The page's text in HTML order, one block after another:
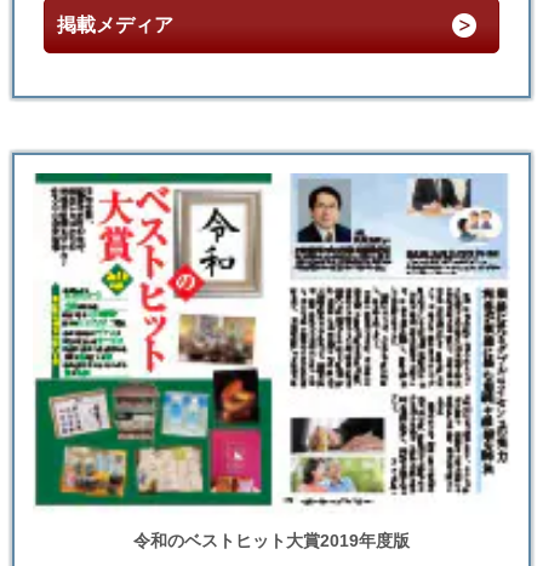
掲載メディア
令和のベストヒット大賞2019年度版